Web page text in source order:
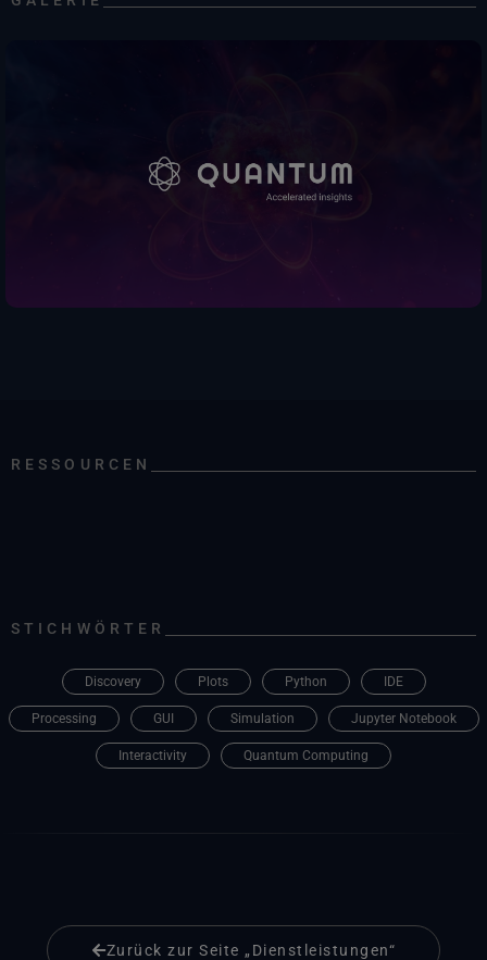
RESSOURCEN
STICHWÖRTER
Discovery Plots Python IDE
Processing GUI Simulation Jupyter Notebook
Interactivity Quantum Computing
Zurück zur Seite „Dienstleistungen“